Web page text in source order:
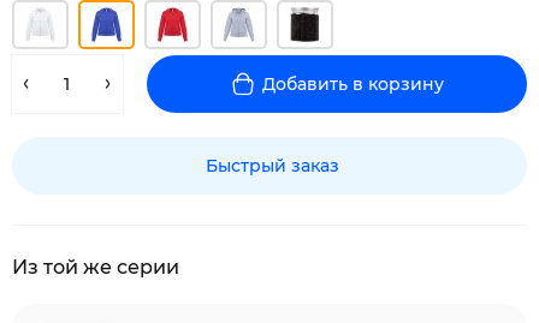
Добавить в корзину
Быстрый заказ
Из той же серии